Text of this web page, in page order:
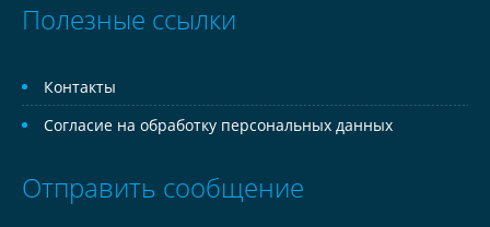
Полезные ссылки
Контакты
Согласие на обработку персональных данных
Отправить сообщение